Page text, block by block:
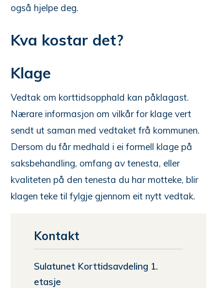
også hjelpe deg.
Kva kostar det?
Klage
Vedtak om korttidsopphald kan påklagast.
Nærare informasjon om vilkår for klage vert
sendt ut saman med vedtaket frå kommunen.
Dersom du får medhald i ei formell klage på
saksbehandling, omfang av tenesta, eller
kvaliteten på den tenesta du har motteke, blir
klagen teke til fylgje gjennom eit nytt vedtak.
Kontakt
Sulatunet Korttidsavdeling 1.
etasje